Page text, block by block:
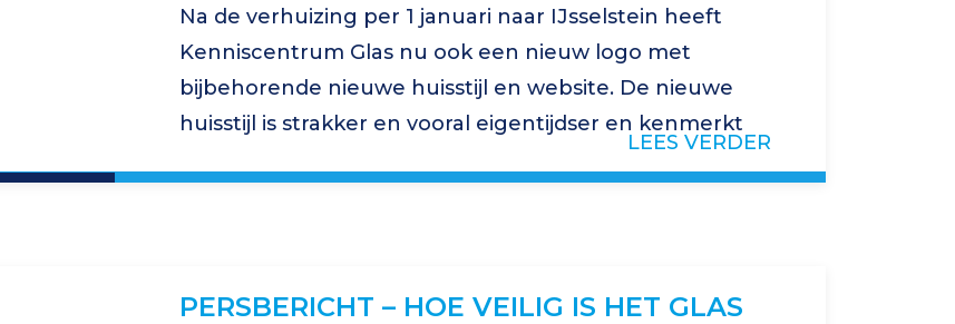
Na de verhuizing per 1 januari naar IJsselstein heeft
Kenniscentrum Glas nu ook een nieuw logo met
bijbehorende nieuwe huisstijl en website. De nieuwe
huisstijl is strakker en vooral eigentijdser en kenmerkt
LEES VERDER
PERSBERICHT – HOE VEILIG IS HET GLAS